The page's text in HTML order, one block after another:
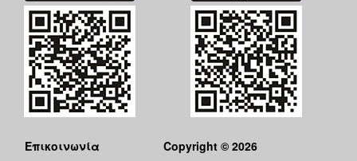
Επικοινωνία
Copyright © 2026